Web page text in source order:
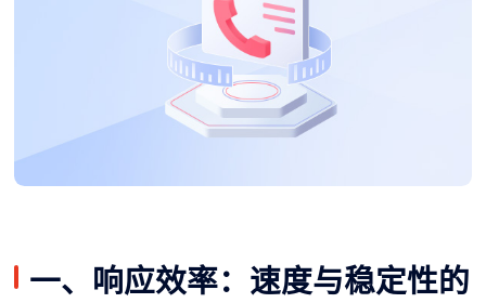
一、响应效率：速度与稳定性的